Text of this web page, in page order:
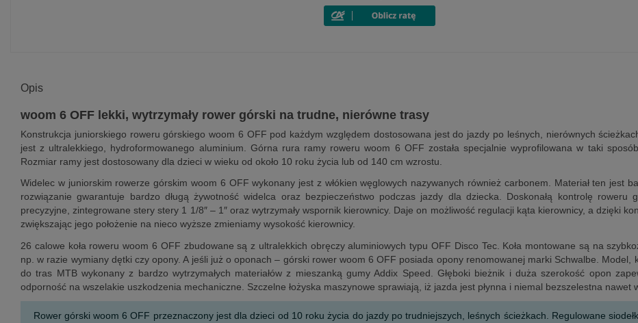
Opis
woom 6 OFF lekki, wytrzymały rower górski na trudne, nierówne trasy
Konstrukcja juniorskiego roweru górskiego woom 6 OFF pod każdym względem dostosowana jest do jazdy po leśnych, nierównych
jest z ultralekkiego, hydroformowanego aluminium. Górna rura ramy roweru woom 6 OFF została specjalnie wyprofilowana w taki
Rozmiar ramy jest dostosowany dla dzieci w wieku od około 10 roku życia lub od 140 cm wzrostu.
Widelec w juniorskim rowerze górskim woom 6 OFF wykonany jest z włókien węglowych nazywanych również carbonem. Materiał ten jest
rozwiązanie gwarantuje bardzo długą żywotność widelca oraz bezpieczeństwo podczas jazdy dla dziecka. Doskonałą kontrolę
precyzyjne, zintegrowane stery stery 1 1/8″ – 1″ oraz wytrzymały wspornik kierownicy. Daje on możliwość regulacji kąta kierownicy, a dzięki
zwiększając jego położenie na nieco wyższe zmieniamy wysokość kierownicy.
26 calowe koła roweru woom 6 OFF zbudowane są z ultralekkich obręczy aluminiowych typu OFF Disco Tec. Koła montowane są na
np. w razie wymiany dętki czy opony. A jeśli już o oponach – górski rower woom 6 OFF posiada opony renomowanej marki Schwalbe.
do tras MTB wykonany z bardzo wytrzymałych materiałów z mieszanką gumy Addix Speed. Głęboki bieżnik i duża szerokość opon
odporność na wszelakie uszkodzenia mechaniczne. Szczelne łożyska maszynowe sprawiają, iż jazda jest płynna i niemal bezszelestna nawet
Rower górski woom 6 OFF przeznaczony jest dla dzieci od 10 roku życia do jazdy po trudniejszych, leśnych ścieżkach. Regulowane